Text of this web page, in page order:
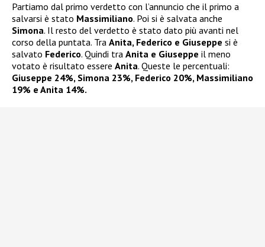
Partiamo dal primo verdetto con l’annuncio che il primo a
salvarsi è stato Massimiliano. Poi si è salvata anche
Simona. Il resto del verdetto è stato dato più avanti nel
corso della puntata. Tra Anita, Federico e Giuseppe si è
salvato Federico. Quindi tra Anita e Giuseppe il meno
votato è risultato essere Anita. Queste le percentuali:
Giuseppe 24%, Simona 23%, Federico 20%, Massimiliano
19% e Anita 14%.